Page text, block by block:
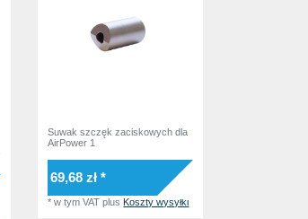
Suwak szczęk zaciskowych dla
AirPower 1
69,68 zł *
*w tym VAT plusKoszty wysyłki